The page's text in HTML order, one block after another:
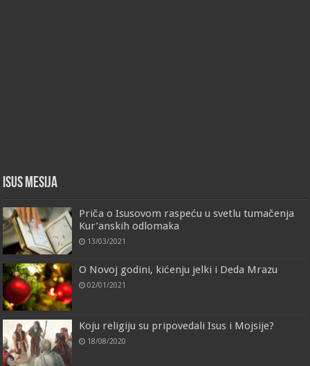
Isus Mesija
Priča o Isusovom raspeću u svetlu tumačenja
Kur’anskih odlomaka
13/03/2021
O Novoj godini, kićenju jelki i Deda Mrazu
02/01/2021
Koju religiju su pripovedali Isus i Mojsije?
18/08/2020